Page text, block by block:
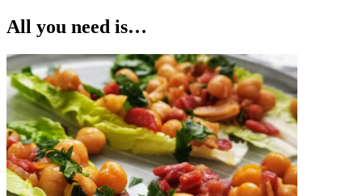
All you need is…